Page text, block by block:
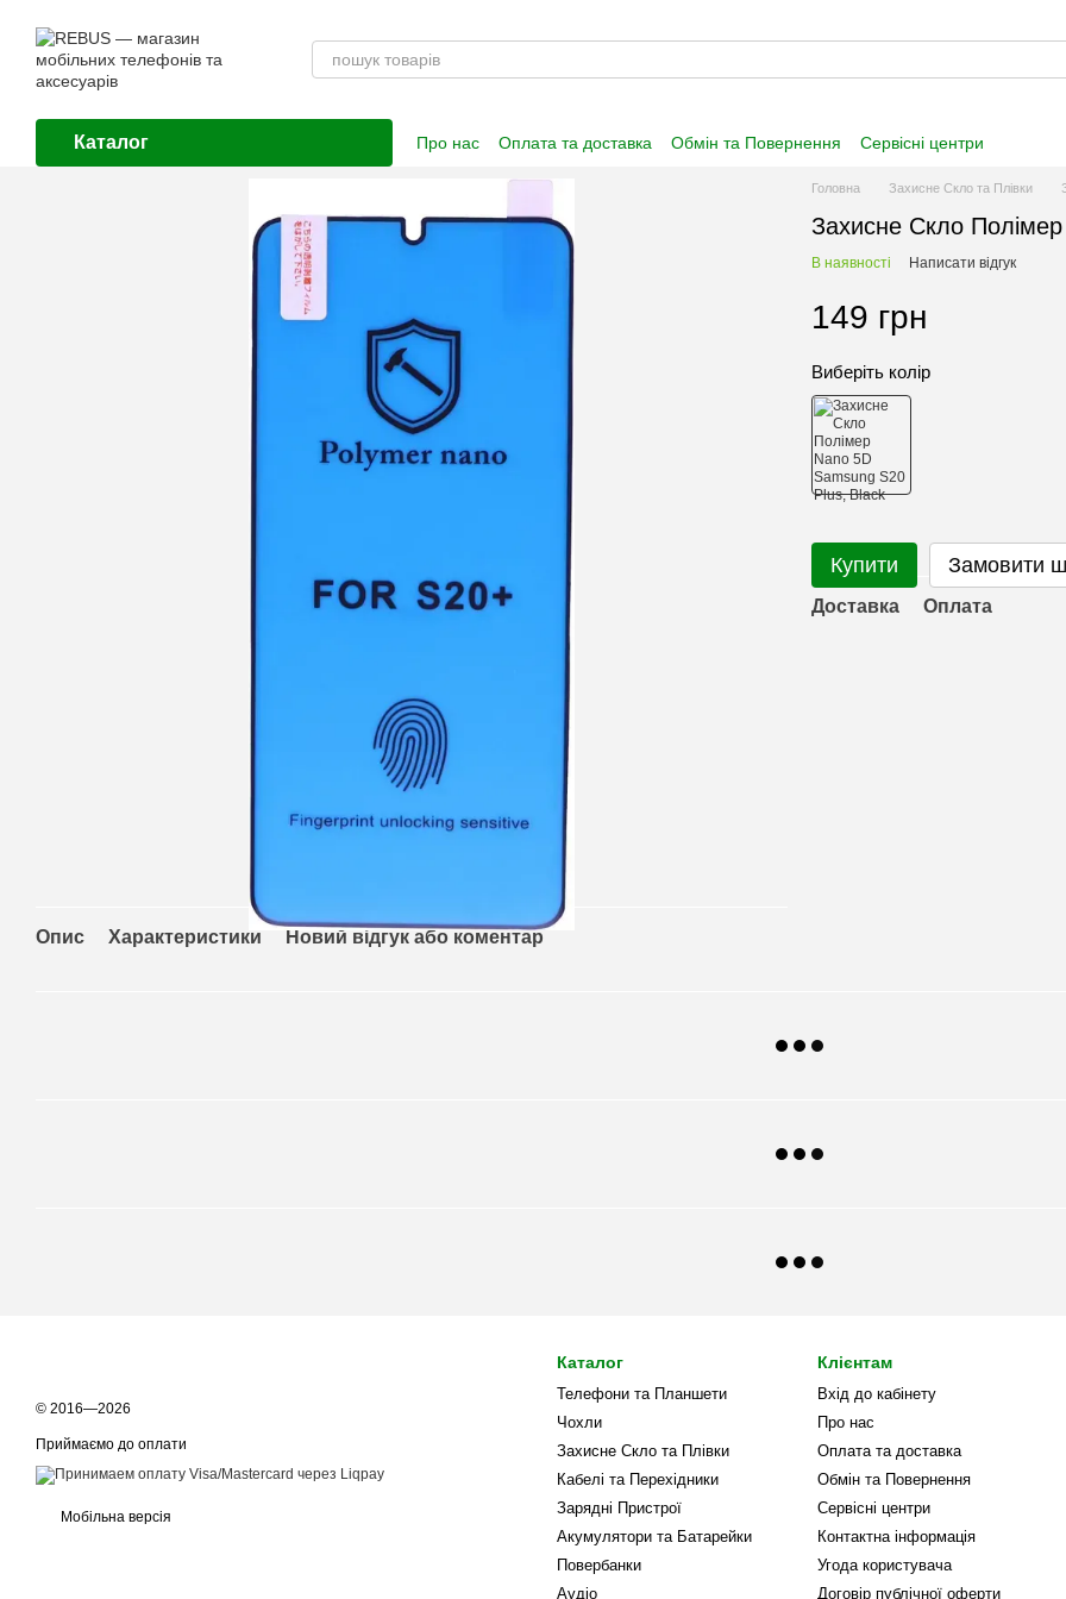
Каталог Про нас Оплата та доставка Обмін та Повернення
Сервісні центри
Опис Характеристики Новий відгук або коментар
Головна Захисне Скло та Плівки
Захисне Скло
В наявності Написати відгук
149 грн
Виберіть колір
Купити Замовити
Доставка Оплата
© 2016—2026
Приймаємо до оплати
Мобільна версія
Каталог
Телефони та Планшети
Чохли
Захисне Скло та Плівки
Кабелі та Перехідники
Зарядні Пристрої
Акумулятори та Батарейки
Повербанки
Аудіо
Клієнтам
Вхід до кабінету
Про нас
Оплата та доставка
Обмін та Повернення
Сервісні центри
Контактна інформація
Угода користувача
Договір публічної оферти